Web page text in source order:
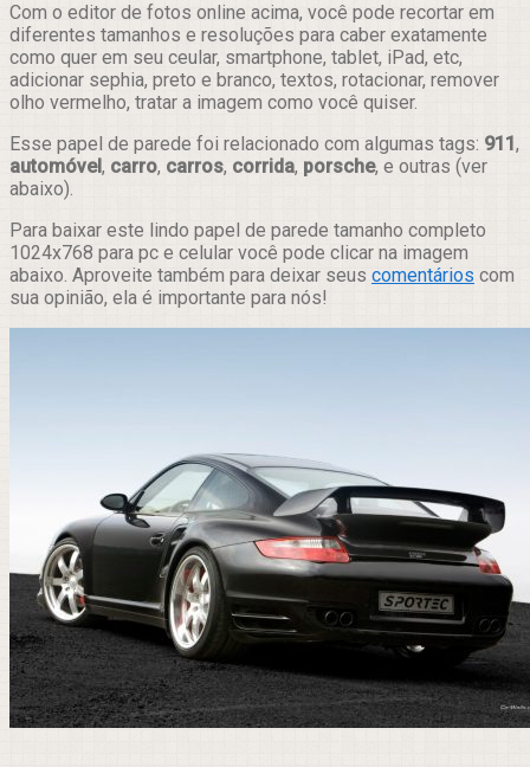
Com o editor de fotos online acima, você pode recortar em
diferentes tamanhos e resoluções para caber exatamente
como quer em seu ceular, smartphone, tablet, iPad, etc,
adicionar sephia, preto e branco, textos, rotacionar, remover
olho vermelho, tratar a imagem como você quiser.
Esse papel de parede foi relacionado com algumas tags: 911,
automóvel, carro, carros, corrida, porsche, e outras (ver
abaixo).
Para baixar este lindo papel de parede tamanho completo
1024x768 para pc e celular você pode clicar na imagem
abaixo. Aproveite também para deixar seus comentários com
sua opinião, ela é importante para nós!